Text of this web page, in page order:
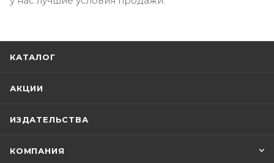
КАТАЛОГ
АКЦИИ
ИЗДАТЕЛЬСТВА
КОМПАНИЯ